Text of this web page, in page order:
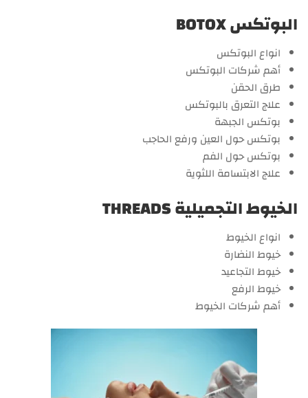
البوتكس BOTOX
انواع البوتكس
أهم شركات البوتكس
طرق الحقن
علاج التعرق بالبوتكس
بوتكس الجبهة
بوتكس حول العين ورفع الحاجب
بوتكس حول الفم
علاج الابتسامة اللثوية
الخيوط التجميلية THREADS
انواع الخيوط
خيوط النضارة
خيوط التجاعيد
خيوط الرفع
أهم شركات الخيوط